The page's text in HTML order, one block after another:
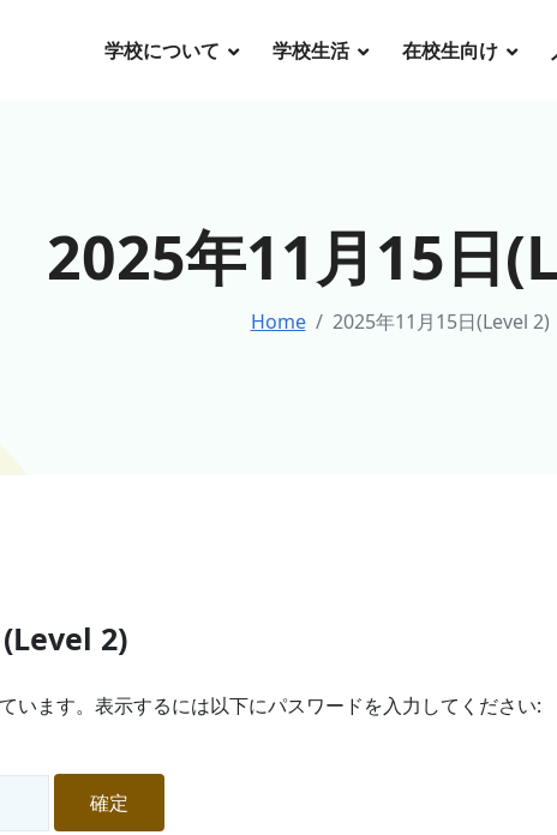
学校について 学校生活 在校生向け
2025年11月15日
Home 2025年11月15日(Level 2)
2)
います。表示するには以下にパスワードを入力してください: